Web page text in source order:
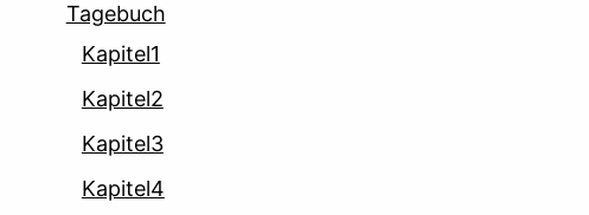
Tagebuch
Kapitel1
Kapitel2
Kapitel3
Kapitel4